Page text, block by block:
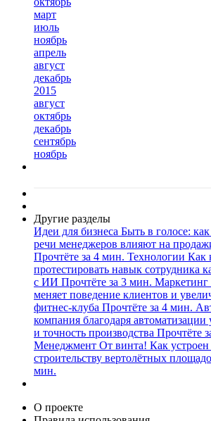
март
июль
ноябрь
апрель
август
декабрь
2015
август
октябрь
декабрь
сентябрь
ноябрь
Другие разделы
Идеи для бизнеса Быть в голосе:
речи менеджеров влияют на
Прочтёте за 4 мин. Технологии Как
протестировать навык сотрудника
с ИИ Прочтёте за 3 мин. Маркетинг
меняет поведение клиентов и
фитнес-клуба Прочтёте за 4 мин.
компания благодаря автоматизации
и точность производства Прочтёте
Менеджмент От винта! Как устроен
строительству вертолётных
мин.
О проекте